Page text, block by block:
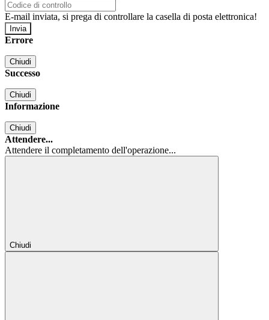
E-mail inviata, si prega di controllare la casella di posta elettronica!
Errore
Chiudi
Successo
Chiudi
Informazione
Chiudi
Attendere...
Attendere il completamento dell'operazione...
Chiudi